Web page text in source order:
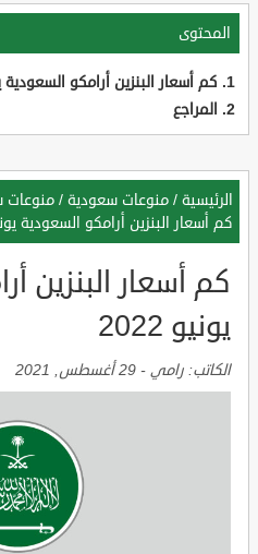
المحتوى
كم أسعار البنزين أرامكو السعودية
المراجع
الرئيسية / منوعات سعودية / منوعات
كم أسعار البنزين أرامكو السعودية يونيو
كم أسعار البنزين
يونيو 2022
الكاتب: رامي - 29 أغسطس, 2021